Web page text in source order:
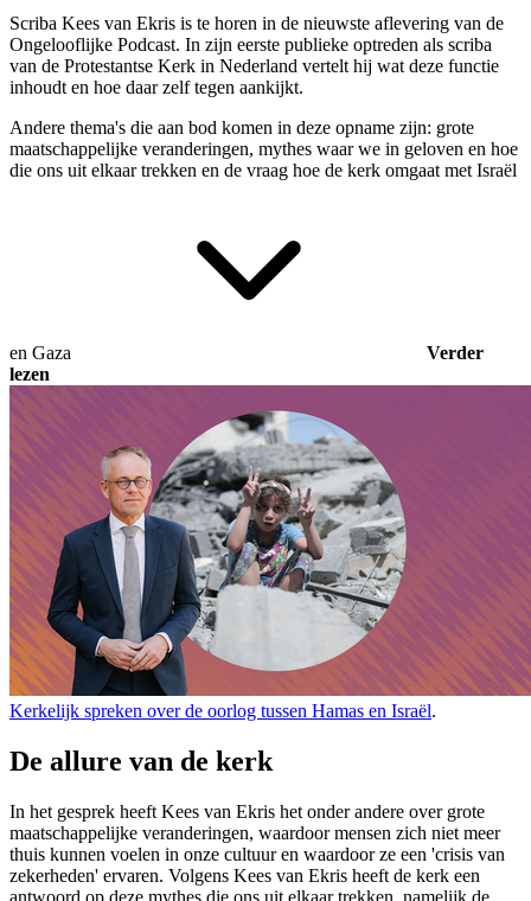
Scriba Kees van Ekris is te horen in de nieuwste aflevering van de
Ongelooflijke Podcast. In zijn eerste publieke optreden als scriba
van de Protestantse Kerk in Nederland vertelt hij wat deze functie
inhoudt en hoe daar zelf tegen aankijkt.
Andere thema's die aan bod komen in deze opname zijn: grote
maatschappelijke veranderingen, mythes waar we in geloven en hoe
die ons uit elkaar trekken en de vraag hoe de kerk omgaat met Israël
en Gaza
Verder
lezen
Kerkelijk spreken over de oorlog tussen Hamas en Israël.
De allure van de kerk
In het gesprek heeft Kees van Ekris het onder andere over grote
maatschappelijke veranderingen, waardoor mensen zich niet meer
thuis kunnen voelen in onze cultuur en waardoor ze een 'crisis van
zekerheden' ervaren. Volgens Kees van Ekris heeft de kerk een
antwoord op deze mythes die ons uit elkaar trekken, namelijk de